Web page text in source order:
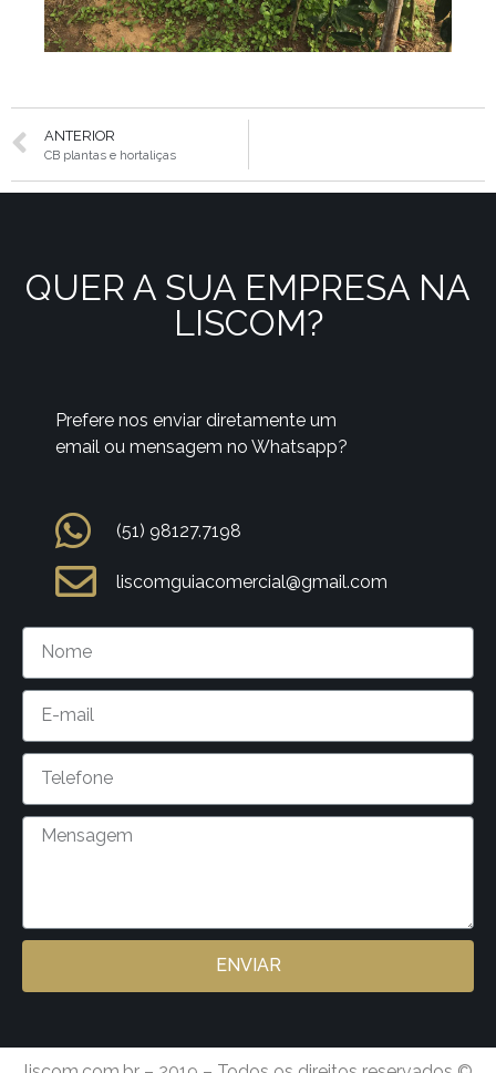
ANTERIOR
CB plantas e hortaliças
QUER A SUA EMPRESA NA
LISCOM?
Prefere nos enviar diretamente um
email ou mensagem no Whatsapp?
(51) 98127.7198
liscomguiacomercial@gmail.com
ENVIAR